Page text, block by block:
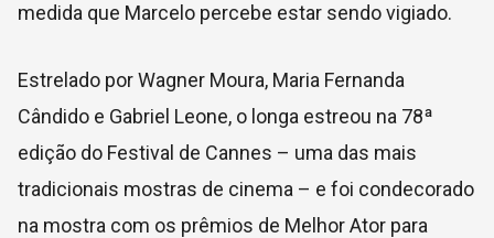
medida que Marcelo percebe estar sendo vigiado.
Estrelado por Wagner Moura, Maria Fernanda
Cândido e Gabriel Leone, o longa estreou na 78ª
edição do Festival de Cannes – uma das mais
tradicionais mostras de cinema – e foi condecorado
na mostra com os prêmios de Melhor Ator para